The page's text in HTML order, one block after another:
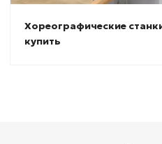
Хореографические
купить